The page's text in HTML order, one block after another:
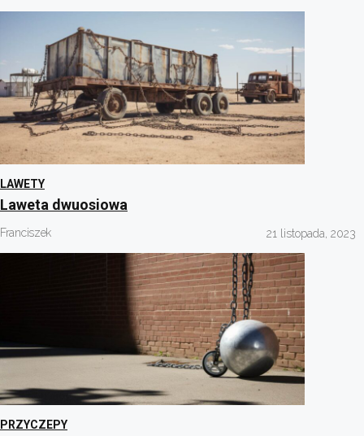
LAWETY
Laweta dwuosiowa
Franciszek 21 listopada, 2023
PRZYCZEPY